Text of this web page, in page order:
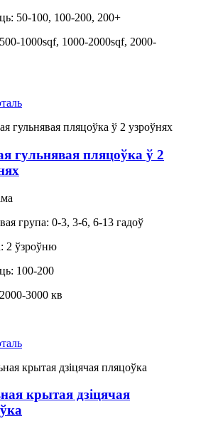
50-100, 100-200, 200+
1000sqf, 1000-2000sqf, 2000-
гульнявая пляцоўка ў 2
група: 0-3, 3-6, 6-13 гадоў
2 ўзроўню
100-200
3000 кв
крытая дзіцячая